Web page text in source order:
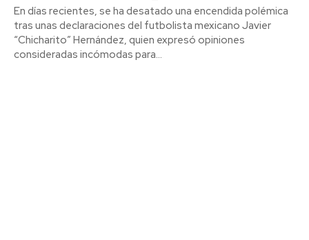
En días recientes, se ha desatado una encendida polémica
tras unas declaraciones del futbolista mexicano Javier
“Chicharito” Hernández, quien expresó opiniones
consideradas incómodas para...